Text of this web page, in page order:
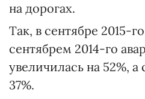
на дорогах.
Так, в сентябре 2015-
сентябрем 2014-го
увеличилась на 52%,
37%.